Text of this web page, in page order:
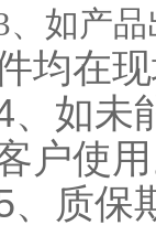
、如产
均在
、如未
户使
、质保